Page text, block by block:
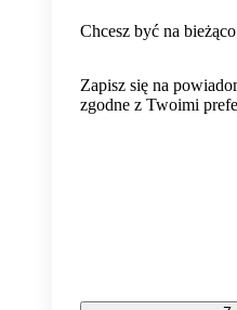
Chcesz być na
Zapisz się na
zgodne z Twoimi